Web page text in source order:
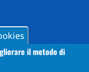
il metodo di